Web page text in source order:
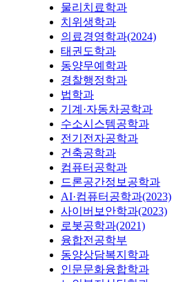
물리치료학과
치위생학과
의료경영학과(2024)
태권도학과
동양무예학과
경찰행정학과
법학과
기계·자동차공학과
수소시스템공학과
전기전자공학과
건축공학과
컴퓨터공학과
드론공간정보공학과
AI·컴퓨터공학과(2023)
사이버보안학과(2023)
로봇공학과(2021)
융합전공학부
동양상담복지학과
인문문화융합학과